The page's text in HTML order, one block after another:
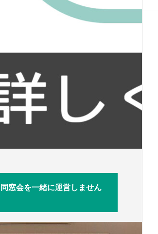
窓会を一緒に運営しません